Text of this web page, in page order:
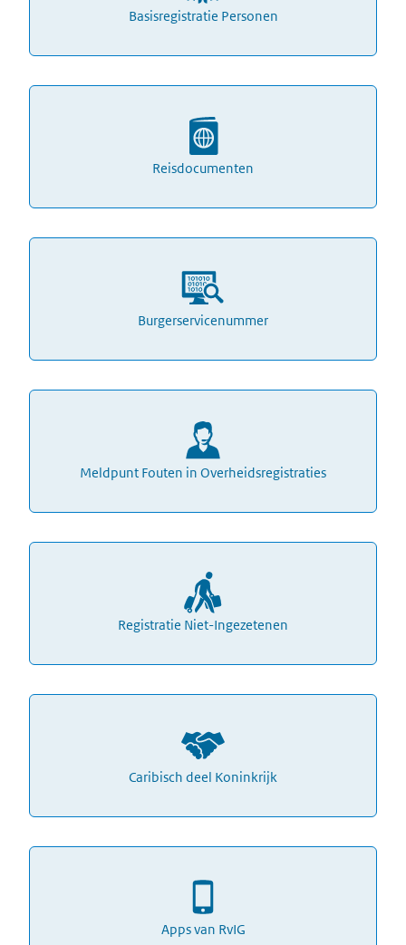
Basisregistratie Personen
Reisdocumenten
Burgerservicenummer
Meldpunt Fouten in Overheidsregistraties
Registratie Niet-Ingezetenen
Caribisch deel Koninkrijk
Apps van RvIG